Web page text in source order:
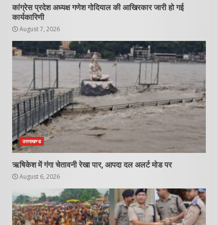
कांग्रेस प्रदेश अध्यक्ष गणेश गोदियाल की आखिरकार जारी हो गई
कार्यकारिणी
August 7, 2026
उत्तराखण्ड
ऋषिकेश में गंगा चेतावनी रेखा पार, आपदा दल अलर्ट मोड पर
August 6, 2026